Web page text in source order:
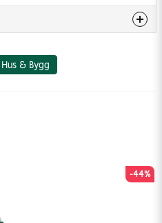
Hus & Bygg
-44%